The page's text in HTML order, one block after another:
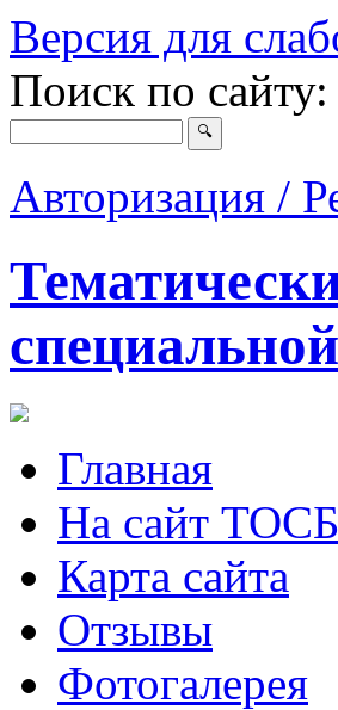
Версия для
Поиск по сайту:
Авторизация /
Главная
На сайт
Карта сайта
Отзывы
Фотогалерея